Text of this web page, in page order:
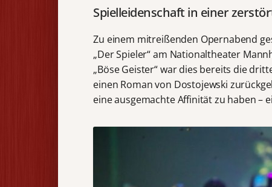
Spielleidenschaft in einer
Zu einem mitreißenden Opernabend
„Der Spieler“ am Nationaltheater
„Böse Geister“ war dies bereits die
einen Roman von Dostojewski
eine ausgemachte Affinität zu haben –